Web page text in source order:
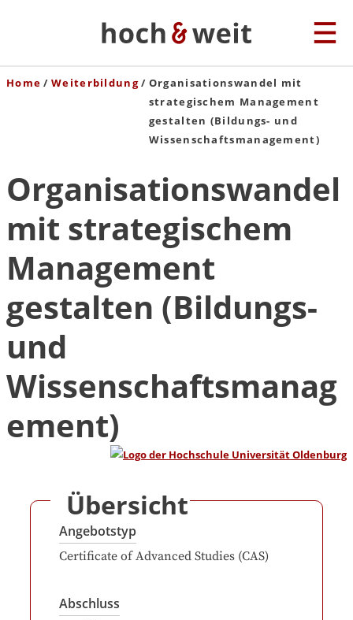
Home Weiterbildung
Organisationswandel mit
strategischem Management
gestalten (Bildungs- und
Wissenschaftsmanagement)
Organisationswandel
mit strategischem
Management
gestalten (Bildungs-
und
Wissenschaftsmanag
ement)
Übersicht
Angebotstyp
Certificate of Advanced Studies (CAS)
Abschluss